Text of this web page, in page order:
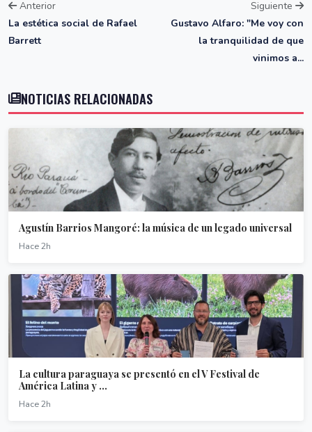
Anterior
La estética social de Rafael
Barrett
Siguiente
Gustavo Alfaro: "Me voy con
la tranquilidad de que
vinimos a...
NOTICIAS RELACIONADAS
Agustín Barrios Mangoré: la música de un legado universal
Hace 2h
La cultura paraguaya se presentó en el V Festival de
América Latina y ...
Hace 2h